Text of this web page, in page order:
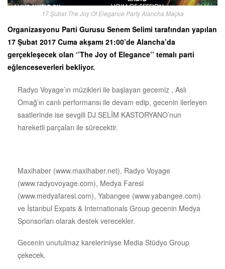
17 Şubat The Joy Of Elegance Party Alancha Maçka
Organizasyonu Parti Gurusu Senem Selimi tarafından yapılan
17 Şubat 2017 Cuma akşamı 21:00’de Alancha’da
gerçekleşecek olan ‘’The Joy of Elegance’’ temalı parti
eğlenceseverleri bekliyor.
Radyo Voyage’ın müzikleri ile başlayan gecemiz , Aslı
Omağ’ın canlı performansı ile devam edip, gecenin ilerleyen
saatlerinde ise sevgili DJ SELİM KASTORYANO’nun
hareketli parçaları ile sürecektir.
Maxihaber (www.maxihaber.net), Radyo Voyage
(www.radyovoyage.com), Medya Faresi
(www.medyafaresi.com), Yabangee (www.yabangee.com)
ve İstanbul Expats & Internationals Group gecenin Medya
Sponsorları olarak destek verecekler.
Gecenin unutulmaz kareleriniyse Media Stüdyo Group
çekecek.